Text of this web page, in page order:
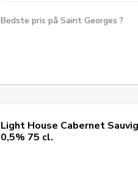
Bedste pris på Saint Georges ?
Light House Cabernet
0,5% 75 cl.